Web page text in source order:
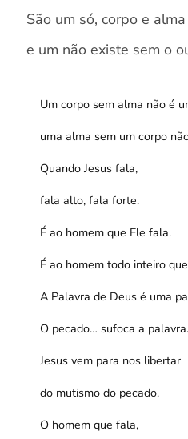
São um só, corpo e alma
e um não existe sem o
Um corpo sem alma não é
uma alma sem um corpo
Quando Jesus fala,
fala alto, fala forte.
É ao homem que Ele fala.
É ao homem todo inteiro
A Palavra de Deus é uma
O pecado… sufoca a palavra.
Jesus vem para nos libertar
do mutismo do pecado.
O homem que fala,